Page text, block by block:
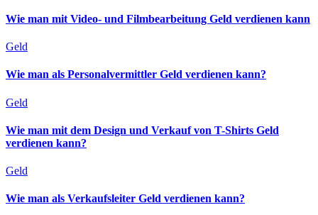
Wie man mit Video- und Filmbearbeitung Geld verdienen kann
Geld
Wie man als Personalvermittler Geld verdienen kann?
Geld
Wie man mit dem Design und Verkauf von T-Shirts Geld
verdienen kann?
Geld
Wie man als Verkaufsleiter Geld verdienen kann?